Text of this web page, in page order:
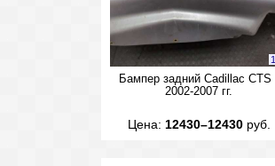
1
Бампер задний Cadillac CTS I
2002-2007 гг.
Цена: 12430–12430руб.